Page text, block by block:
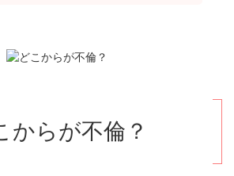
明する方法
を証明することは難しいので探偵に依
からが不倫？